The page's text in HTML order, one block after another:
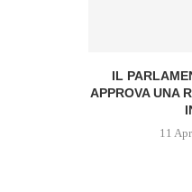
IL
APPROVA UNA
11